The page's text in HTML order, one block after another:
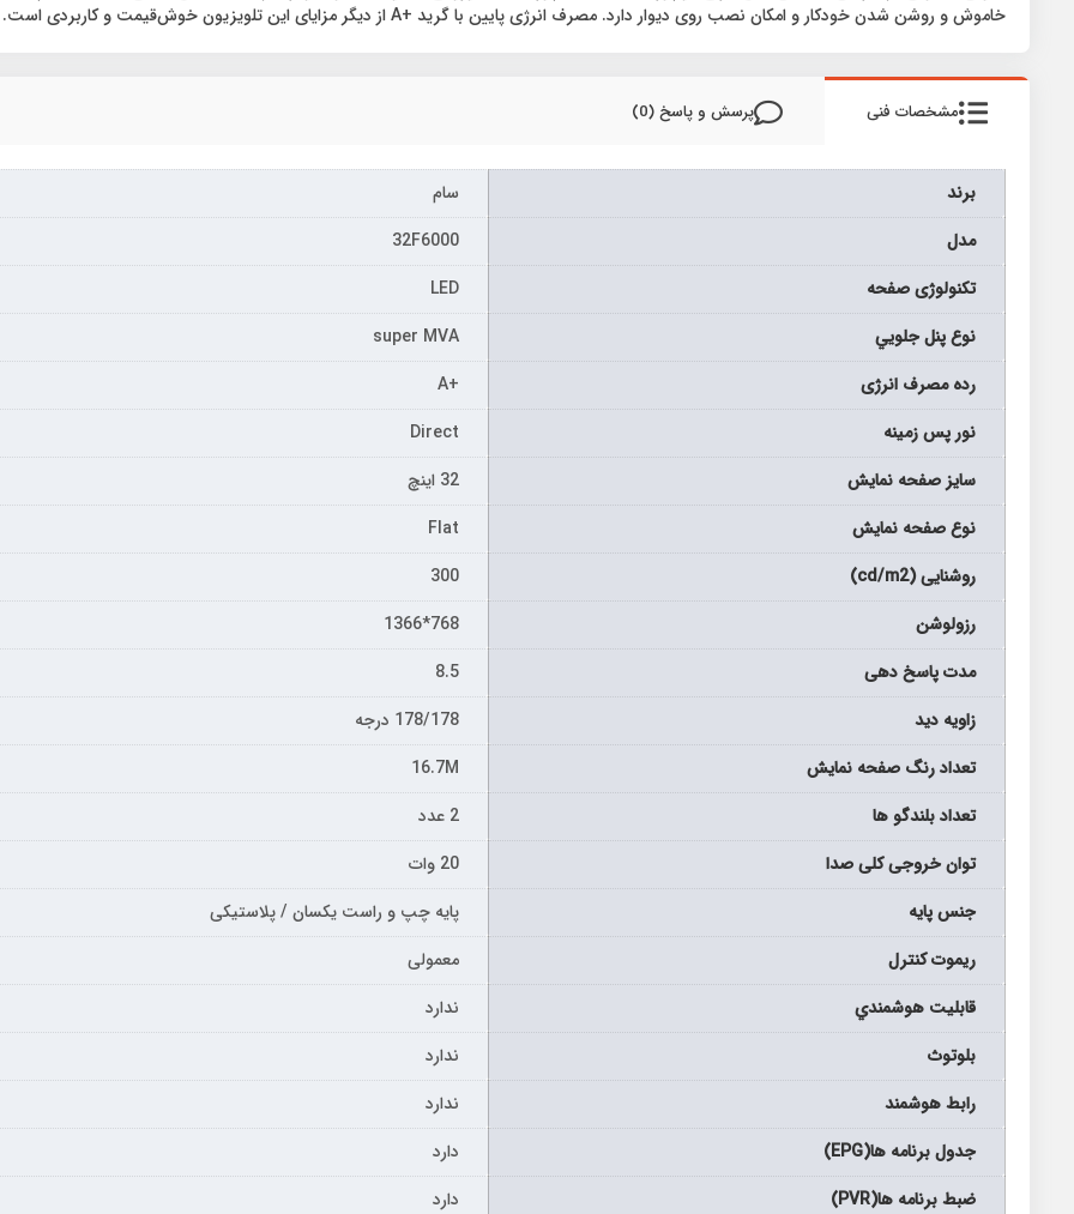
خاموش و روشن شدن خودکار و امکان نصب روی دیوار دارد. مصرف انرژی پایین با گرید +A از دیگر مزایای این تلویزیون خوش‌قیمت و کاربردی است.
مشخصات فنی پرسش و پاسخ (0)
برند
سام
مدل
32F6000
تکنولوژی صفحه
LED
نوع پنل جلويي
super MVA
رده مصرف انرژی
+A
نور پس زمینه
Direct
سايز صفحه نمايش
32 اینچ
نوع صفحه نمایش
Flat
روشنایی (cd/m2)
300
رزولوشن
768*1366
مدت پاسخ دهی
8.5
زاویه دید
178/178 درجه
تعداد رنگ صفحه نمایش
16.7M
تعداد بلندگو ها
2 عدد
توان خروجی کلی صدا
20 وات
جنس پایه
پایه چپ و راست یکسان / پلاستیکی
ریموت کنترل
معمولی
قابليت هوشمندي
ندارد
بلوتوث
ندارد
رابط هوشمند
ندارد
جدول برنامه ها(EPG)
دارد
ضبط برنامه ها(PVR)
دارد